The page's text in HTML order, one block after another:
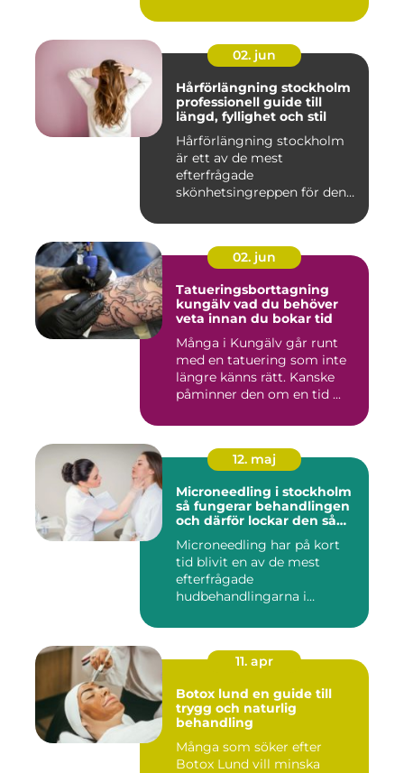
02. jun
Hårförlängning stockholm
professionell guide till
längd, fyllighet och stil
Hårförlängning stockholm
är ett av de mest
efterfrågade
skönhetsingreppen för den
02. jun
Tatueringsborttagning
kungälv vad du behöver
veta innan du bokar tid
Många i Kungälv går runt
med en tatuering som inte
längre känns rätt. Kanske
påminner den om en tid ...
12. maj
Microneedling i stockholm
så fungerar behandlingen
och därför lockar den så
Microneedling har på kort
tid blivit en av de mest
efterfrågade
hudbehandlingarna i
11. apr
Botox lund en guide till
trygg och naturlig
behandling
Många som söker efter
Botox Lund vill minska